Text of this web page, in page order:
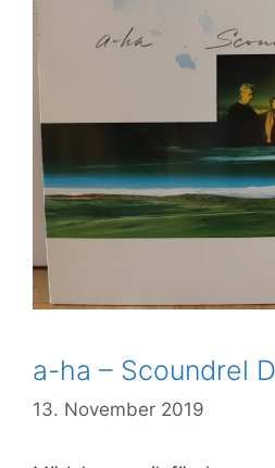
a-ha – Scoundrel
13. November 2019